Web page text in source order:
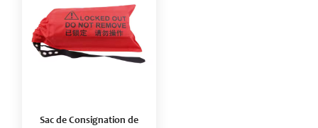
Sac de Consignation de